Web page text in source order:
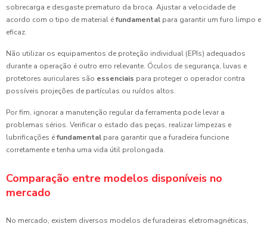
sobrecarga e desgaste prematuro da broca. Ajustar a velocidade de
acordo com o tipo de material éfundamental para garantir um furo limpo e
eficaz.
Não utilizar os equipamentos de proteção individual (EPIs) adequados
durante a operação é outro erro relevante. Óculos de segurança, luvas e
protetores auriculares são essenciais para proteger o operador contra
possíveis projeções de partículas ou ruídos altos.
Por fim, ignorar a manutenção regular da ferramenta pode levar a
problemas sérios. Verificar o estado das peças, realizar limpezas e
lubrificações éfundamental para garantir que a furadeira funcione
corretamente e tenha uma vida útil prolongada.
Comparação entre modelos disponíveis no
mercado
No mercado, existem diversos modelos de furadeiras eletromagnéticas,